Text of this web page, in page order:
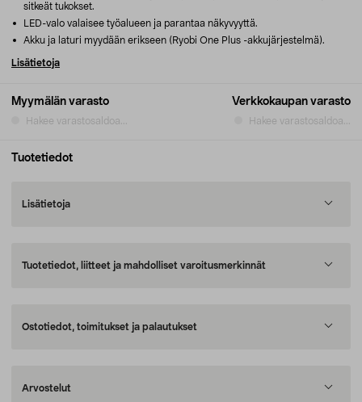
Myymälän varasto
Hakee varastosaldoa...
Verkkokaupan varasto
Hakee varastosaldoa...
sitkeät tukokset.
LED-valo valaisee työalueen ja parantaa näkyvyyttä.
Akku ja laturi myydään erikseen (Ryobi One Plus -akkujärjestelmä).
Lisätietoja
Tuotetiedot
Lisätietoja
Tuotetiedot, liitteet ja mahdolliset varoitusmerkinnät
Ostotiedot, toimitukset ja palautukset
Arvostelut